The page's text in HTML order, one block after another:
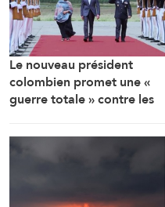
Le nouveau président
colombien promet une «
guerre totale » contre les
rapprochement étroit avec
Washington